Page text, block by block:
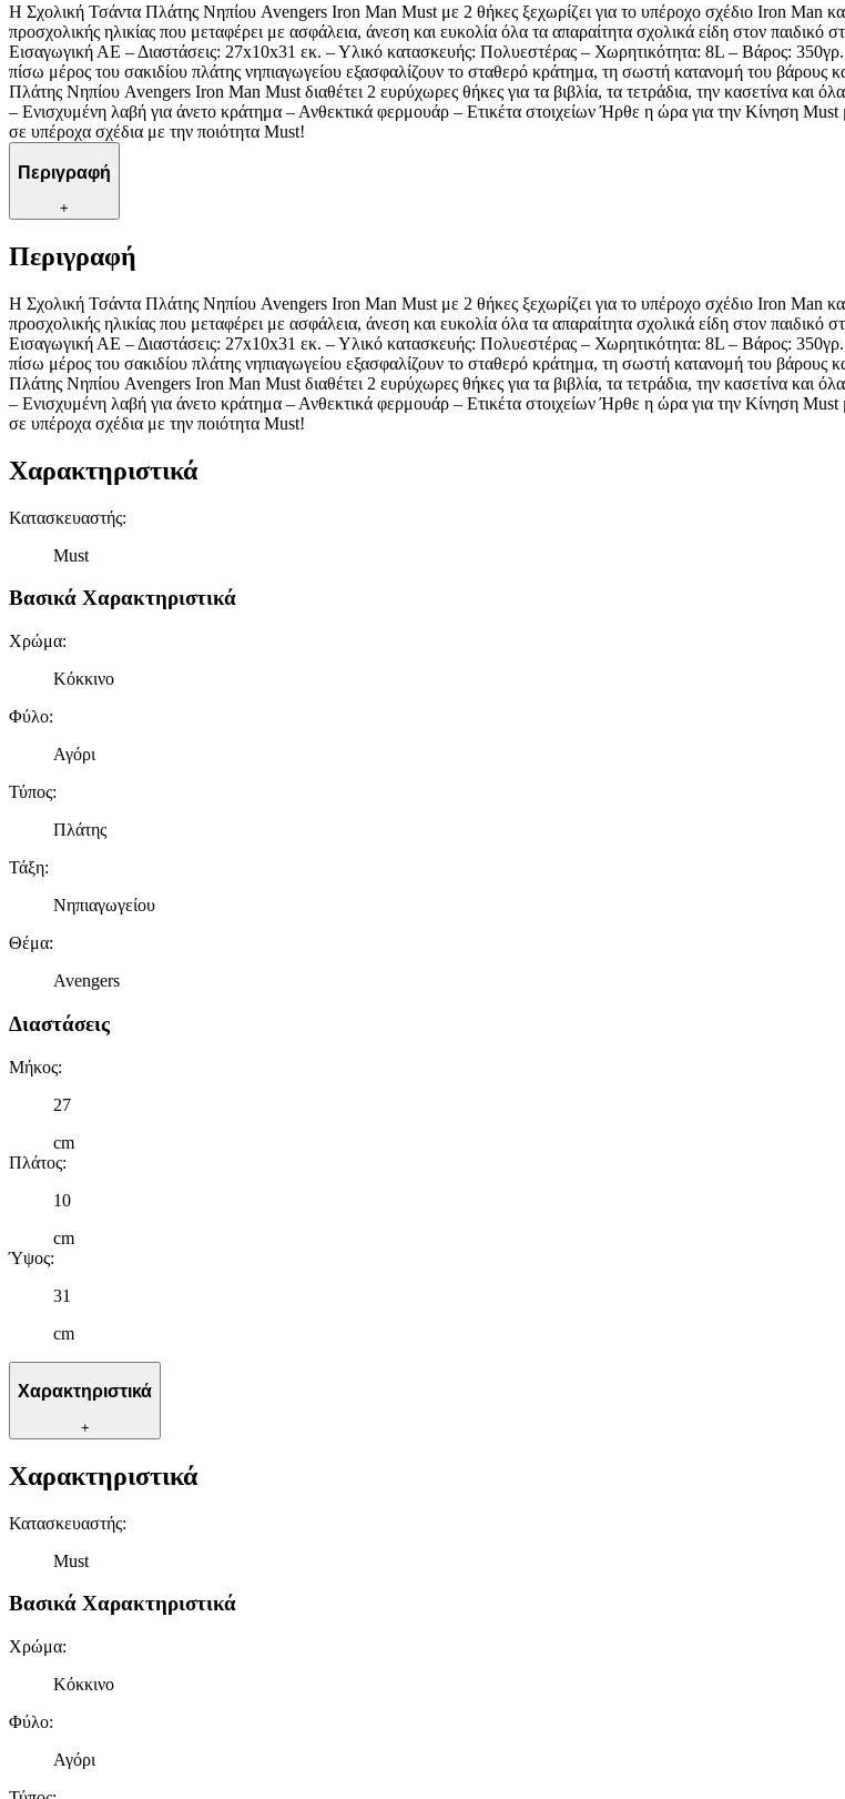
Η Σχολική Τσάντα Πλάτης Νηπίου Avengers Iron Man Must με 2 θήκες ξεχωρίζει για το υπέροχο σχέδιο Iron Man
προσχολικής ηλικίας που μεταφέρει με ασφάλεια, άνεση και ευκολία όλα τα απαραίτητα σχολικά είδη στον
Εισαγωγική ΑΕ – Διαστάσεις: 27x10x31 εκ. – Υλικό κατασκευής: Πολυεστέρας – Χωρητικότητα: 8L – Βάρος:
πίσω μέρος του σακιδίου πλάτης νηπιαγωγείου εξασφαλίζουν το σταθερό κράτημα, τη σωστή κατανομή του
Πλάτης Νηπίου Avengers Iron Man Must διαθέτει 2 ευρύχωρες θήκες για τα βιβλία, τα τετράδια, την κασετίνα και
– Ενισχυμένη λαβή για άνετο κράτημα – Ανθεκτικά φερμουάρ – Ετικέτα στοιχείων Ήρθε η ώρα για την Κίνηση
σε υπέροχα σχέδια με την ποιότητα Must!
Περιγραφή
+
Περιγραφή
Η Σχολική Τσάντα Πλάτης Νηπίου Avengers Iron Man Must με 2 θήκες ξεχωρίζει για το υπέροχο σχέδιο Iron Man
προσχολικής ηλικίας που μεταφέρει με ασφάλεια, άνεση και ευκολία όλα τα απαραίτητα σχολικά είδη στον
Εισαγωγική ΑΕ – Διαστάσεις: 27x10x31 εκ. – Υλικό κατασκευής: Πολυεστέρας – Χωρητικότητα: 8L – Βάρος:
πίσω μέρος του σακιδίου πλάτης νηπιαγωγείου εξασφαλίζουν το σταθερό κράτημα, τη σωστή κατανομή του
Πλάτης Νηπίου Avengers Iron Man Must διαθέτει 2 ευρύχωρες θήκες για τα βιβλία, τα τετράδια, την κασετίνα και
– Ενισχυμένη λαβή για άνετο κράτημα – Ανθεκτικά φερμουάρ – Ετικέτα στοιχείων Ήρθε η ώρα για την Κίνηση
σε υπέροχα σχέδια με την ποιότητα Must!
Χαρακτηριστικά
Κατασκευαστής:
Must
Βασικά Χαρακτηριστικά
Χρώμα:
Κόκκινο
Φύλο:
Αγόρι
Τύπος:
Πλάτης
Τάξη:
Νηπιαγωγείου
Θέμα:
Avengers
Διαστάσεις
Μήκος:
27
cm
Πλάτος:
10
cm
Ύψος:
31
cm
Χαρακτηριστικά
+
Χαρακτηριστικά
Κατασκευαστής:
Must
Βασικά Χαρακτηριστικά
Χρώμα:
Κόκκινο
Φύλο:
Αγόρι